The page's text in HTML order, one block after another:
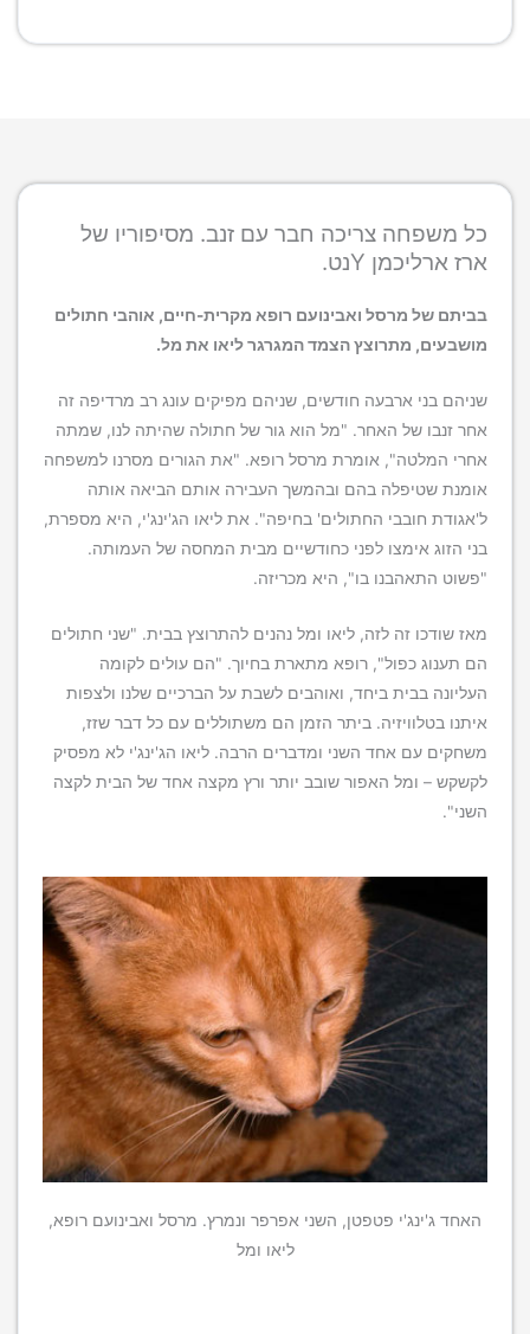
כל משפחה צריכה חבר עם זנב. מסיפוריו של
ארז ארליכמן Yנט.
בביתם של מרסל ואבינועם רופא מקרית-חיים, אוהבי חתולים
מושבעים, מתרוצץ הצמד המגרגר ליאו את מל.
שניהם בני ארבעה חודשים, שניהם מפיקים עונג רב מרדיפה זה
אחר זנבו של האחר. "מל הוא גור של חתולה שהיתה לנו, שמתה
אחרי המלטה", אומרת מרסל רופא. "את הגורים מסרנו למשפחה
אומנת שטיפלה בהם ובהמשך העבירה אותם הביאה אותה
ל'אגודת חובבי החתולים' בחיפה". את ליאו הג'ינג'י, היא מספרת,
בני הזוג אימצו לפני כחודשיים מבית המחסה של העמותה.
"פשוט התאהבנו בו", היא מכריזה.
מאז שודכו זה לזה, ליאו ומל נהנים להתרוצץ בבית. "שני חתולים
הם תענוג כפול", רופא מתארת בחיוך. "הם עולים לקומה
העליונה בבית ביחד, ואוהבים לשבת על הברכיים שלנו ולצפות
איתנו בטלוויזיה. ביתר הזמן הם משתוללים עם כל דבר שזז,
משחקים עם אחד השני ומדברים הרבה. ליאו הג'ינג'י לא מפסיק
לקשקש – ומל האפור שובב יותר ורץ מקצה אחד של הבית לקצה
השני".
האחד ג'ינג'י פטפטן, השני אפרפר ונמרץ. מרסל ואבינועם רופא,
ליאו ומל